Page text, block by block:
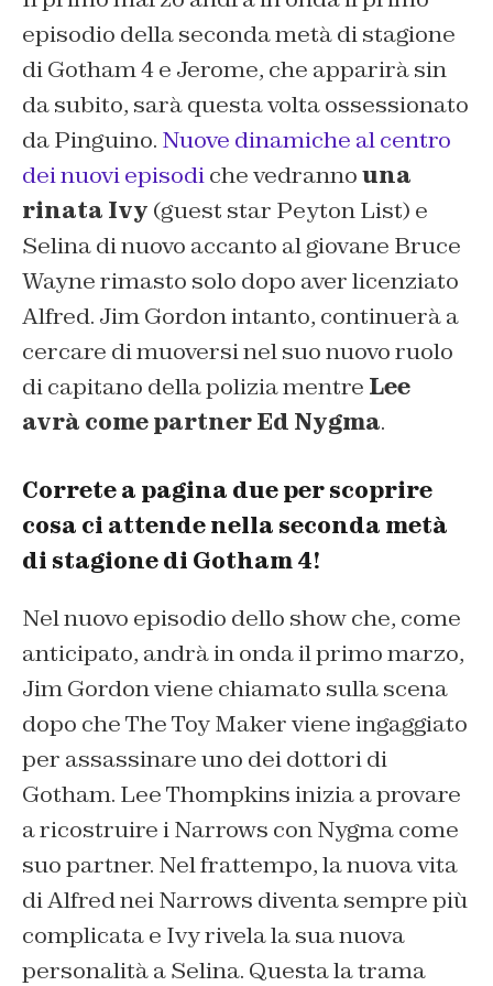
episodio della seconda metà di stagione
di Gotham 4 e Jerome, che apparirà sin
da subito, sarà questa volta ossessionato
da Pinguino. Nuove dinamiche al centro
dei nuovi episodiche vedrannouna
rinata Ivy (guest star Peyton List) e
Selina di nuovo accanto al giovane Bruce
Wayne rimasto solo dopo aver licenziato
Alfred. Jim Gordon intanto, continuerà a
cercare di muoversi nel suo nuovo ruolo
di capitano della polizia mentre Lee
avrà come partner Ed Nygma.
Correte a pagina due per scoprire
cosa ci attende nella seconda metà
di stagione di Gotham 4!
Nel nuovo episodio dello show che, come
anticipato, andrà in onda il primo marzo,
Jim Gordon viene chiamato sulla scena
dopo che The Toy Maker viene ingaggiato
per assassinare uno dei dottori di
Gotham. Lee Thompkins inizia a provare
a ricostruire i Narrows con Nygma come
suo partner. Nel frattempo, la nuova vita
di Alfred nei Narrows diventa sempre più
complicata e Ivy rivela la sua nuova
personalità a Selina. Questa la trama